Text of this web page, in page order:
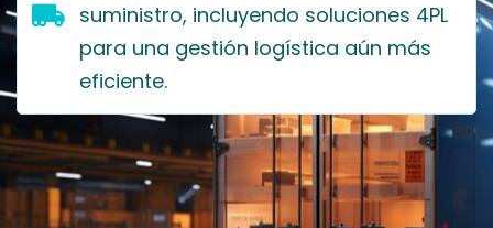
uministro, incluyendo soluciones 4PL
para una gestión logística aún más
eficiente.